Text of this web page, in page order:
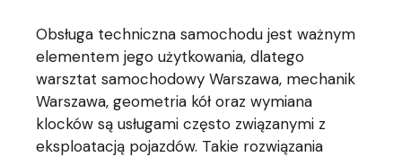
Obsługa techniczna samochodu jest ważnym
elementem jego użytkowania, dlatego
warsztat samochodowy Warszawa, mechanik
Warszawa, geometria kół oraz wymiana
klocków są usługami często związanymi z
eksploatacją pojazdów. Takie rozwiązania